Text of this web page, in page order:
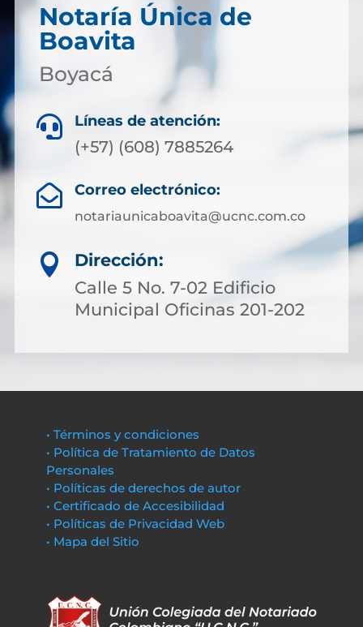
Notaría Única de
Boavita
Boyacá
 Líneas de atención:
(+57) (608) 7885264
 Correo electrónico:
notariaunicaboavita@ucnc.com.co

Dirección:
Calle 5 No. 7-02 Edificio
Municipal Oficinas 201-202
• Términos y condiciones
• Política de Tratamiento de Datos
Personales
• Políticas de derechos de autor
• Certificado de Accesibilidad
• Políticas de Privacidad Web
• Mapa del Sitio